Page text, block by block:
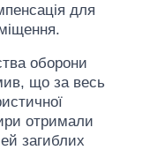
для
оборони
що за весь
отримали
загиблих